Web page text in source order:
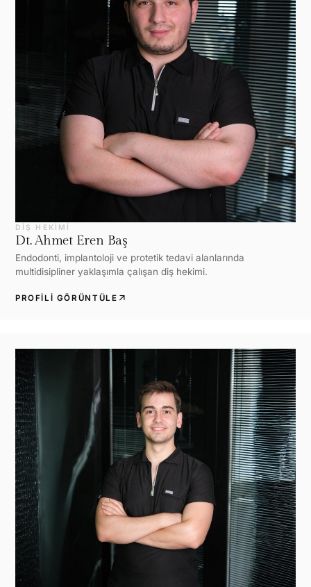
DIŞ HEKIMI
Dt. Ahmet Eren Baş
Endodonti, implantoloji ve protetik tedavi alanlarında
multidisipliner yaklaşımla çalışan diş hekimi.
PROFILI GÖRÜNTÜLE arrow_outward